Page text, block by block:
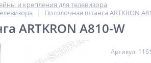
и крепления для телевизора
Потолочная штанга ARTKRON
ARTKRON A810-W
Артикул: